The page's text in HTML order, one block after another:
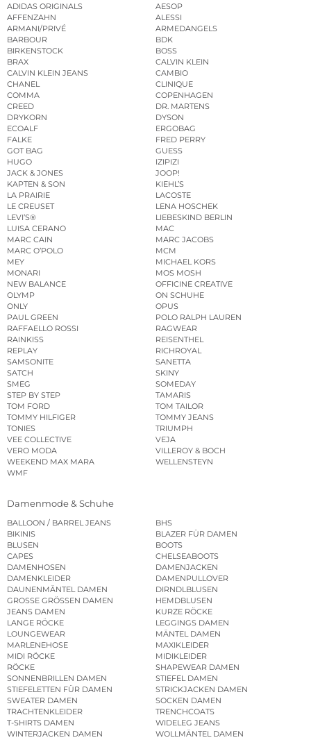
ADIDAS ORIGINALS
AESOP
AFFENZAHN
ALESSI
ARMANI/PRIVÉ
ARMEDANGELS
BARBOUR
BDK
BIRKENSTOCK
BOSS
BRAX
CALVIN KLEIN
CALVIN KLEIN JEANS
CAMBIO
CHANEL
CLINIQUE
COMMA
COPENHAGEN
CREED
DR. MARTENS
DRYKORN
DYSON
ECOALF
ERGOBAG
FALKE
FRED PERRY
GOT BAG
GUESS
HUGO
IZIPIZI
JACK & JONES
JOOP!
KAPTEN & SON
KIEHL’S
LA PRAIRIE
LACOSTE
LE CREUSET
LENA HOSCHEK
LEVI’S®
LIEBESKIND BERLIN
LUISA CERANO
MAC
MARC CAIN
MARC JACOBS
MARC O’POLO
MCM
MEY
MICHAEL KORS
MONARI
MOS MOSH
NEW BALANCE
OFFICINE CREATIVE
OLYMP
ON SCHUHE
ONLY
OPUS
PAUL GREEN
POLO RALPH LAUREN
RAFFAELLO ROSSI
RAGWEAR
RAINKISS
REISENTHEL
REPLAY
RICHROYAL
SAMSONITE
SANETTA
SATCH
SKINY
SMEG
SOMEDAY
STEP BY STEP
TAMARIS
TOM FORD
TOM TAILOR
TOMMY HILFIGER
TOMMY JEANS
TONIES
TRIUMPH
VEE COLLECTIVE
VEJA
VERO MODA
VILLEROY & BOCH
WEEKEND MAX MARA
WELLENSTEYN
WMF
Damenmode & Schuhe
BALLOON / BARREL JEANS
BHS
BIKINIS
BLAZER FÜR DAMEN
BLUSEN
BOOTS
CAPES
CHELSEABOOTS
DAMENHOSEN
DAMENJACKEN
DAMENKLEIDER
DAMENPULLOVER
DAUNENMÄNTEL DAMEN
DIRNDLBLUSEN
GROSSE GRÖSSEN DAMEN
HEMDBLUSEN
JEANS DAMEN
KURZE RÖCKE
LANGE RÖCKE
LEGGINGS DAMEN
LOUNGEWEAR
MÄNTEL DAMEN
MARLENEHOSE
MAXIKLEIDER
MIDI RÖCKE
MIDIKLEIDER
RÖCKE
SHAPEWEAR DAMEN
SONNENBRILLEN DAMEN
STIEFEL DAMEN
STIEFELETTEN FÜR DAMEN
STRICKJACKEN DAMEN
SWEATER DAMEN
SOCKEN DAMEN
TRACHTENKLEIDER
TRENCHCOATS
T-SHIRTS DAMEN
WIDELEG JEANS
WINTERJACKEN DAMEN
WOLLMÄNTEL DAMEN